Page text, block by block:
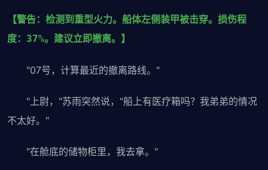
【警告：检测到重型火力。船体左侧装甲被击穿。损伤程
度：37%。建议立即撤离。】
"07号，计算最近的撤离路线。"
"上尉，"苏雨突然说，"船上有医疗箱吗？我弟弟的情况
不太好。"
"在舱底的储物柜里，我去拿。"